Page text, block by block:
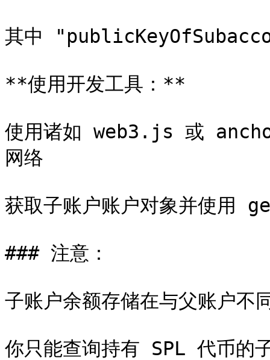
其中
**使用开发工具：**
使用诸如 web3.js 或
网络
获取子账户账户对象并使用
### 注意：
子账户余额存储在与父账户不
你只能查询持有 SPL 代币的